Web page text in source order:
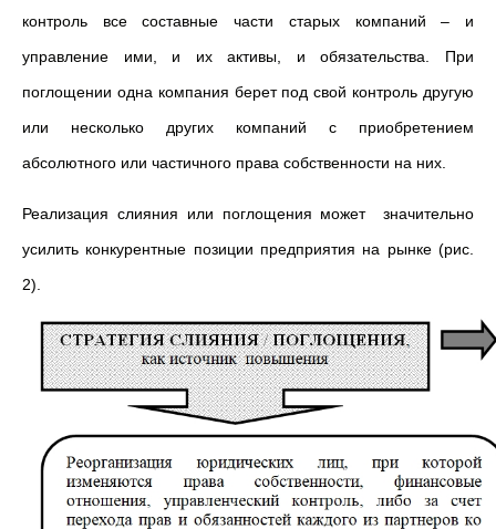
контроль все составные части старых компаний – и
управление ими, и их активы, и обязательства. При
поглощении одна компания берет под свой контроль другую
или несколько других компаний с приобретением
абсолютного или частичного права собственности на них.
Реализация слияния или поглощения может значительно
усилить конкурентные позиции предприятия на рынке (рис.
2).